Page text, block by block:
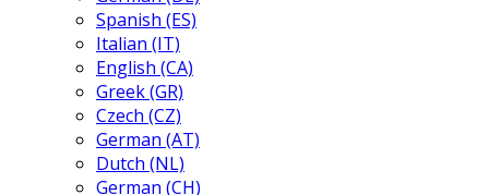
Spanish (ES)
Italian (IT)
English (CA)
Greek (GR)
Czech (CZ)
German (AT)
Dutch (NL)
German (CH)